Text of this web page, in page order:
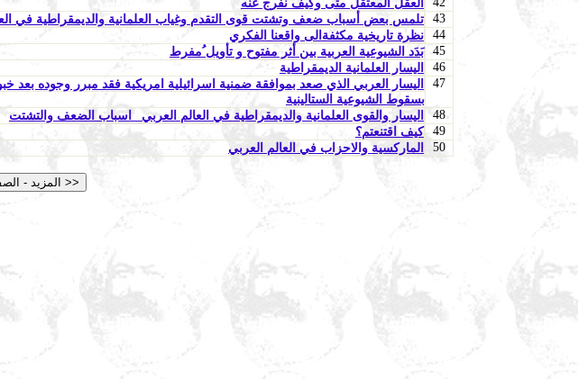
العقل المعتقل متى وكيف نفرج عنه
تلمس بعض أسباب ضعف وتشتت قوى التقدم وغياب العلمانية والديمقراطية في
43
نظرة تاريخية مكثفةالى واقعنا الفكري
44
بَدَد الشيوعية العربية بين أثر مفتوح و تأويل ُمفرط
45
اليسار العلمانية الديمقراطية
46
اليسار العربي الذي صعد بموافقة ضمنية اسرائيلية امريكية فقد مبرر وجوده
بسقوط الشيوعية الستالينية
47
اليسار والقوى العلمانية والديمقراطية في العالم العربي _اسباب الضعف والتشتت
48
كيف اقتنعتم؟
49
الماركسية والاحزاب في العالم العربي 50